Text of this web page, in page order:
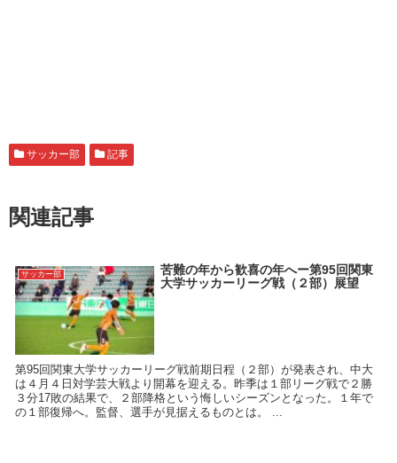
サッカー部 記事
関連記事
サッカー部
苦難の年から歓喜の年へー第95回関東
大学サッカーリーグ戦（２部）展望
第95回関東大学サッカーリーグ戦前期日程（２部）が発表され、中大
は４月４日対学芸大戦より開幕を迎える。昨季は１部リーグ戦で２勝
３分17敗の結果で、２部降格という悔しいシーズンとなった。１年で
の１部復帰へ。監督、選手が見据えるものとは。 ...